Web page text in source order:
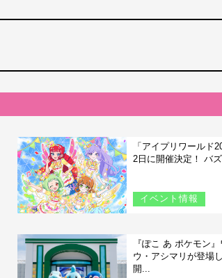
「アイプリワールド
2日に開催決定！ バ
イベント情報
『ぽこ あ ポケモン
ウ・アシマリが登場
開...